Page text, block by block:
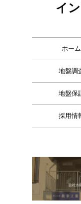
イ
ホーム
地盤調
地盤保
採用情